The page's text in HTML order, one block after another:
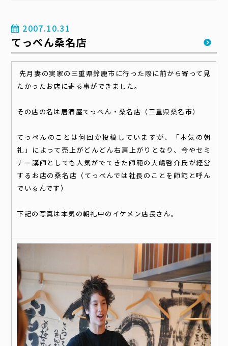
2007.10.31
てっぺん桑名店
先月妻の実家の三重県鈴鹿市に行った際に前から寄って見
たかったお店に寄る事ができました。
その店の名は居酒屋てっぺん・桑名店（三重県桑名市）
てっぺんのことは何回か投稿していますが、「本気の朝
礼」によって売上がどんどん右肩上がりとなり、今やセミ
ナー講師としても人気がでてきた師範の大嶋啓介氏が経営
するお店の桑名店（てっぺんでは社長のことを師範と呼ん
でいるんです）
下記の写真は本気の朝礼中のイケメン店長さん。